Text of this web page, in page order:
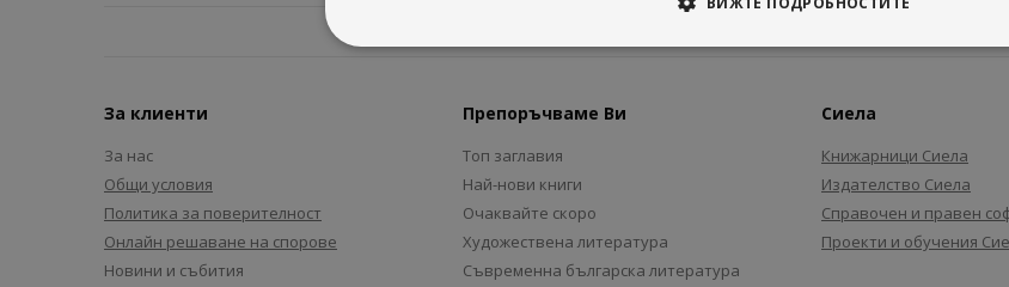
За клиенти
За нас
Общи условия
Политика за поверителност
Онлайн решаване на спорове
Новини и събития
Препоръчваме Ви
Топ заглавия
Най-нови книги
Очаквайте скоро
Художествена литература
Съвременна българска литература
Сиела
Книжарници Сиела
Издателство Сиела
Справочен и правен
Проекти и обучения